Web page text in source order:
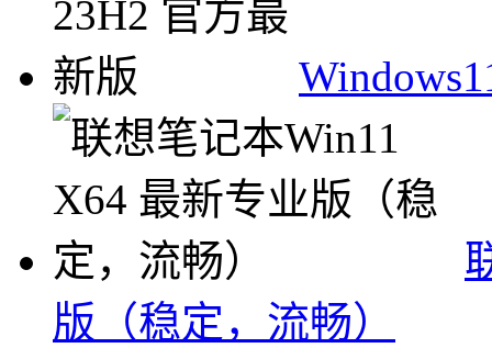
版（稳定，流畅）